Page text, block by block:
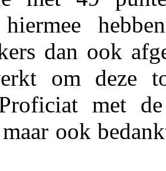
hiermee
dan ook
om deze
met
ook